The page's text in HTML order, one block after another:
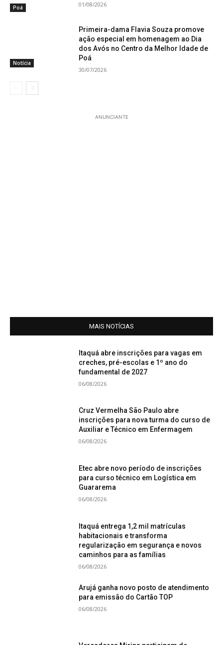
Poá 01/08/2026
Notícia
Primeira-dama Flavia Souza promove
ação especial em homenagem ao Dia
dos Avós no Centro da Melhor Idade de
Poá
30/07/2026
ANUNCIANTE
MAIS NOTÍCIAS
Itaquá abre inscrições para vagas em
creches, pré-escolas e 1º ano do
fundamental de 2027
06/08/2026
Cruz Vermelha São Paulo abre
inscrições para nova turma do curso de
Auxiliar e Técnico em Enfermagem
06/08/2026
Etec abre novo período de inscrições
para curso técnico em Logística em
Guararema
06/08/2026
Itaquá entrega 1,2 mil matrículas
habitacionais e transforma
regularização em segurança e novos
caminhos para as famílias
06/08/2026
Arujá ganha novo posto de atendimento
para emissão do Cartão TOP
06/08/2026